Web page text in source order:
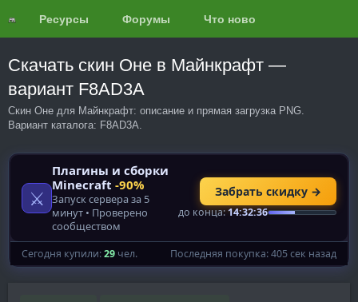
Ресурсы Форумы Что нового?
Скачать скин Оне в Майнкрафт —
вариант F8AD3A
Скин Оне для Майнкрафт: описание и прямая загрузка PNG.
Вариант каталога: F8AD3A.